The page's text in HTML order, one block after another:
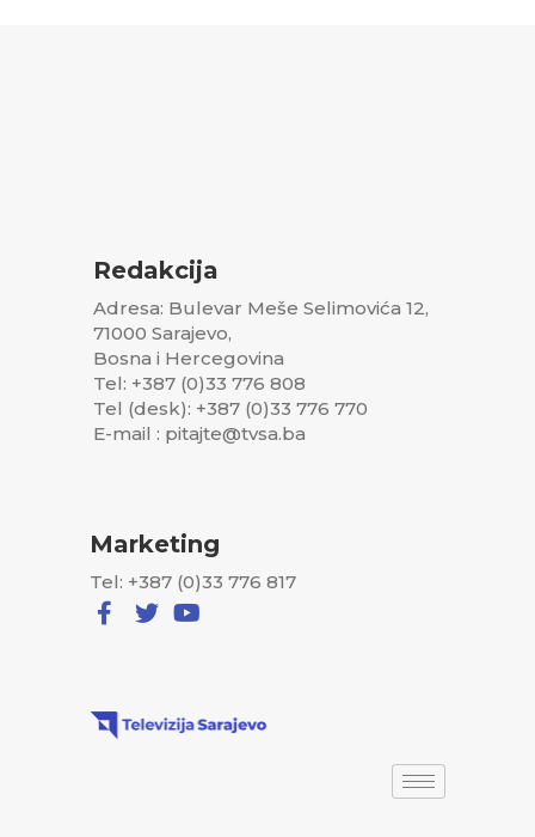
Redakcija
Adresa: Bulevar Meše Selimovića 12,
71000 Sarajevo,
Bosna i Hercegovina
Tel: +387 (0)33 776 808
Tel (desk): +387 (0)33 776 770
E-mail : pitajte@tvsa.ba
Marketing
Tel: +387 (0)33 776 817